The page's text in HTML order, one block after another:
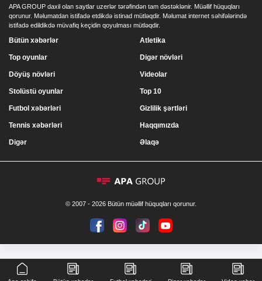
APA GROUP daxil olan saytlar uzerlər tərəfindən tam dəstəklənir. Müəllif hüquqları
qorunur. Məlumatdan istifadə etdikdə istinad mütləqdir. Məlumat internet səhifələrində
istifadə edildikdə müvafiq keçidin qoyulması mütləqdir.
Bütün xəbərlər
Top oyunlar
Döyüş növləri
Stolüstü oyunlar
Atletika
Digər növləri
Videolar
Top 10
Futbol xəbərləri
Tennis xəbərləri
Digər
Gizlilik şərtləri
Haqqımızda
Əlaqə
© 2007 - 2026 Bütün müəllif hüquqları qorunur.